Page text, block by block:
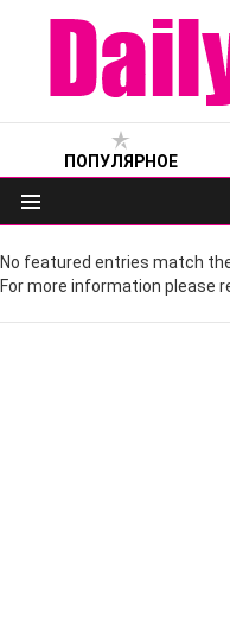
ПОПУЛЯРНОЕ
Меню
No featured entries match
For more information please